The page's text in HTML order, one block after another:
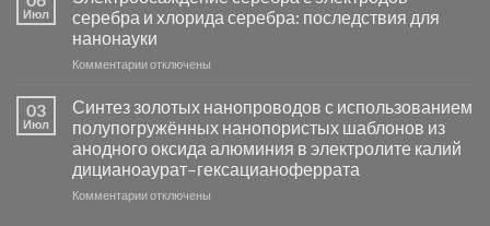
группы
фотокаталитической
активности
Хлорида
Серебра-
в
видимом
свете
с
помощью
модификации
Июл
серебра и хлорида серебра: последствия для
нанонауки
Комментариик
серебра
с
электродов
серебра
и
отключены
03
Июл
Синтез золотых нанопроводов с использованием
полупогружённых нанопористых шаблонов из
анодного оксида алюминия в электролите калий
дицианоаурат–гексацианоферрата
Комментариикотключены